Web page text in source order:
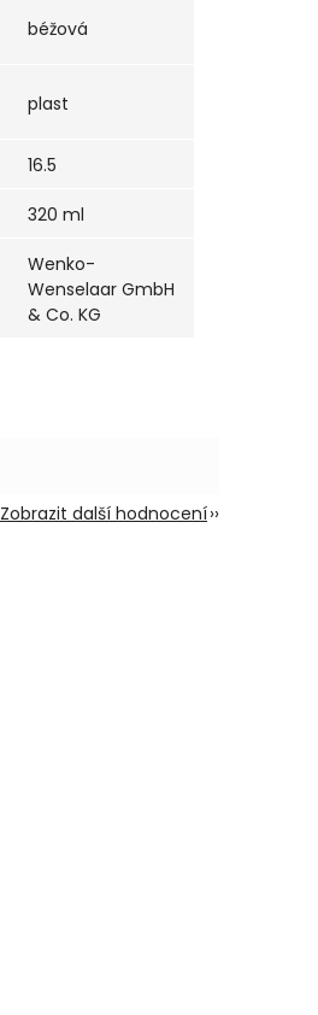
béžová
plast
16.5
320 ml
Wenko-
Wenselaar GmbH
& Co. KG
Zobrazit další hodnocení